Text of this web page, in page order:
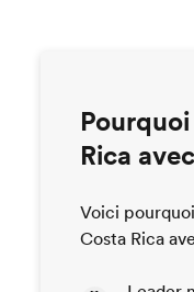
Rica
Voici
Costa Rica